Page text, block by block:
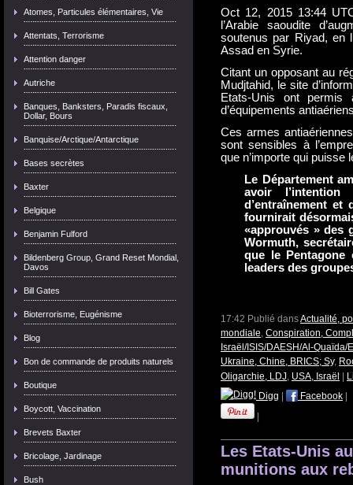
Atomes, Particules élémentaires, Vie
Attentats, Terrorisme
Attention danger
Autriche
Banques, Banksters, Paradis fiscaux,
Dollar, Bours
Banquise/Arctique/Antarctique
Bases secrètes
Baxter
Belgique
Benjamin Fulford
Bildenberg Group, Grand Reset Mondial,
Davos
Bill Gates
Bioterrorisme, Eugénisme
Blog
Bon de commande de produits naturels
Boutique
Boycott, Vaccination
Brevets Baxter
Bricolage, Jardinage
Bush
Oct 12, 2015 13:44
l’Arabie saoudite
soutenus par Riyad, en
Assad en Syrie.
Citant un opposant au
Mudjtahid, le site
Etats-Unis ont permis
d’équipements
Ces armes
sont sensibles à
que n’importe qui puisse
Le Département
avoir l’intention
d’entraînement et
fournirait
«approuvés » des
Wormuth,
que le
leaders des
17:42 Publié dansActualité,
mondiale, Conspiration,
Israël/ISIS/DAESH/Al-Quaïda/
Ukraine, Chine, BRICS; Sy,
Oligarchie, LDJ, USA, Israël
Digg
Facebook
Les Etats-Unis
munitions aux